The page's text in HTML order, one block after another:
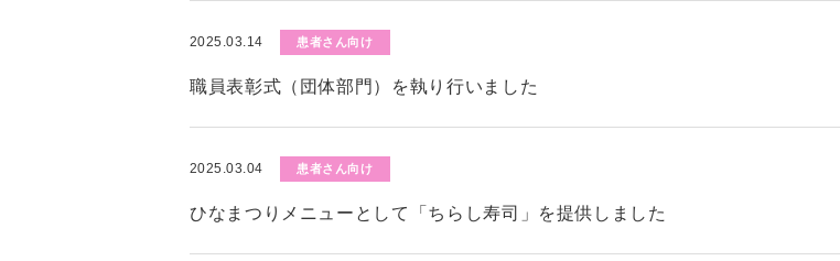
2025.03.14 患者さん向け
職員表彰式（団体部門）を執り行いました
2025.03.04 患者さん向け
ひなまつりメニューとして「ちらし寿司」を提供しました